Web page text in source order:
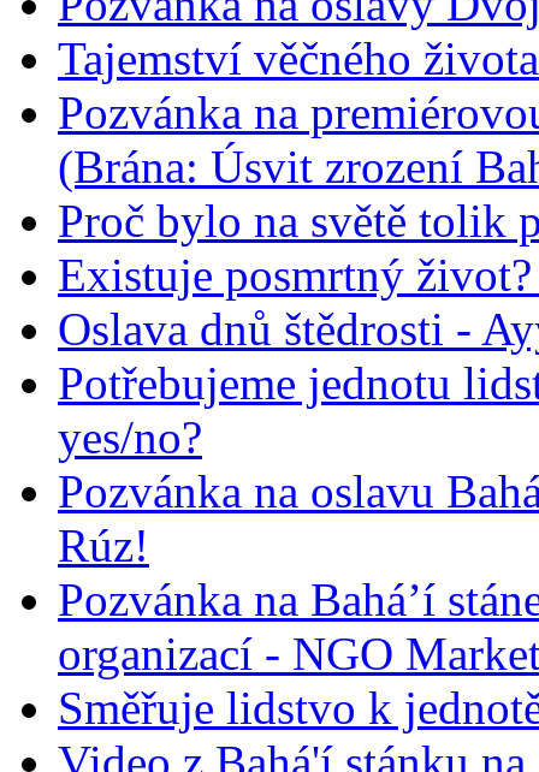
Tajemství věčného života
Pozvánka na
(Brána: Úsvit zrození
Proč bylo na světě tolik
Existuje posmrtný
Oslava dnů štědrosti -
Potřebujeme jednotu
yes/no?
Pozvánka na oslavu
Rúz!
Pozvánka na Bahá’í
organizací - NGO
Směřuje lidstvo k